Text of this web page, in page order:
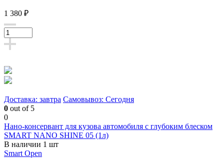
1 380 ₽
Доставка: завтра Самовывоз: Сегодня
0 out of 5
0
Нано-консервант для кузова автомобиля с глубоким блеском
SMART NANO SHINE 05 (1л)
В наличии 1 шт
Smart Open